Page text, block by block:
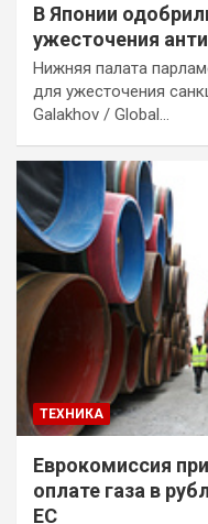
В Японии
ужесточения
Нижняя палата
для ужесточения
Galakhov / Global…
ТЕХНИКА
Еврокомиссия
оплате газа в
ЕС